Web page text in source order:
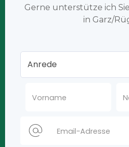
Gerne unterstütze ich
in Garz/